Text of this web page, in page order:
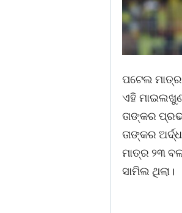
ପଟେଲ
ଏହି
ତାଙ୍କର
ତାଙ୍କର
ମାତ୍ର ୨୩
ସାମିଲ ଥିଲା।